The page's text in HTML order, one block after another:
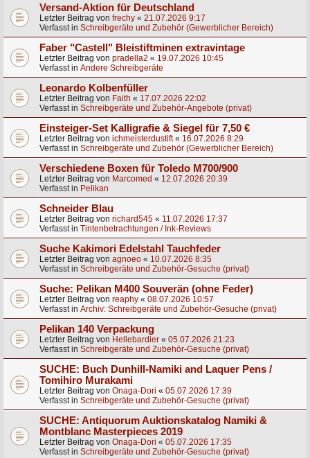
Versand-Aktion für Deutschland
Letzter Beitrag von frechy « 21.07.2026 9:17
Verfasst in Schreibgeräte und Zubehör (Gewerblicher Bereich)
Faber "Castell" Bleistiftminen extravintage
Letzter Beitrag von pradella2 « 19.07.2026 10:45
Verfasst in Andere Schreibgeräte
Leonardo Kolbenfüller
Letzter Beitrag von Faith « 17.07.2026 22:02
Verfasst in Schreibgeräte und Zubehör-Angebote (privat)
Einsteiger-Set Kalligrafie & Siegel für 7,50 €
Letzter Beitrag von ichmeisterdustift« 16.07.2026 8:29
Verfasst in Schreibgeräte und Zubehör (Gewerblicher Bereich)
Verschiedene Boxen für Toledo M700/900
Letzter Beitrag von Marcomed « 12.07.2026 20:39
Verfasst in Pelikan
Schneider Blau
Letzter Beitrag von richard545 « 11.07.2026 17:37
Verfasst in Tintenbetrachtungen / Ink-Reviews
Suche Kakimori Edelstahl Tauchfeder
Letzter Beitrag von agnoeo « 10.07.2026 8:35
Verfasst in Schreibgeräte und Zubehör-Gesuche (privat)
Suche: Pelikan M400 Souverän (ohne Feder)
Letzter Beitrag von reaphy « 08.07.2026 10:57
Verfasst in Archiv: Schreibgeräte und Zubehör-Gesuche (privat)
Pelikan 140 Verpackung
Letzter Beitrag von Hellebardier « 05.07.2026 21:23
Verfasst in Schreibgeräte und Zubehör-Gesuche (privat)
SUCHE: Buch Dunhill-Namiki and Laquer Pens /
Tomihiro Murakami
Letzter Beitrag von Onaga-Dori « 05.07.2026 17:39
Verfasst in Schreibgeräte und Zubehör-Gesuche (privat)
SUCHE: Antiquorum Auktionskatalog Namiki &
Montblanc Masterpieces 2019
Letzter Beitrag von Onaga-Dori « 05.07.2026 17:35
Verfasst in Schreibgeräte und Zubehör-Gesuche (privat)